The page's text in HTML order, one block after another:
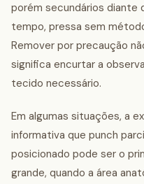
porém secundários diante
tempo, pressa sem
Remover por precaução
significa encurtar a
tecido necessário.
Em algumas situações, a
informativa que punch
posicionado pode ser o
grande, quando a área